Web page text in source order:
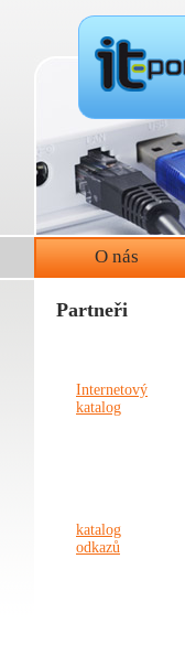
Partneři
Internetový
katalog
katalog
odkazů
O nás